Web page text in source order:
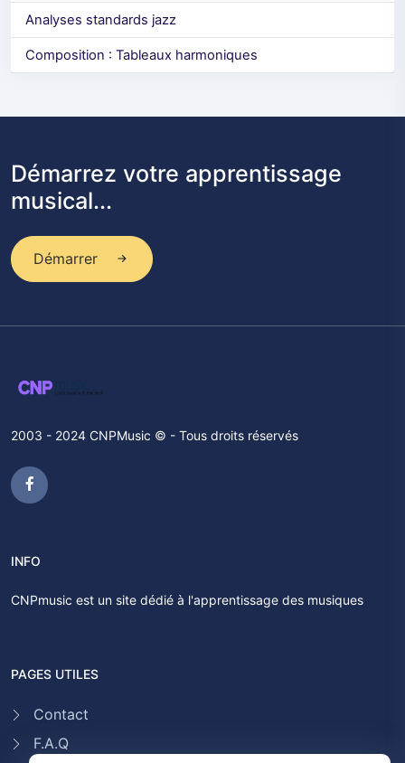
Analyses standards jazz
Composition : Tableaux harmoniques
Démarrez votre apprentissage
musical...
Démarrer
2003 - 2024 CNPMusic © - Tous droits réservés
INFO
CNPmusic est un site dédié à l'apprentissage des musiques
PAGES UTILES
Contact
F.A.Q